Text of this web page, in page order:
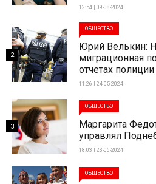
12:54 | 09-08-2024
ОБЩЕСТВО
Юрий Велькин:
миграционная
отчетах полиции
11:26 | 24-05-2024
2
ОБЩЕСТВО
Маргарита
управлял
18:03 | 23-06-2024
3
ОБЩЕСТВО